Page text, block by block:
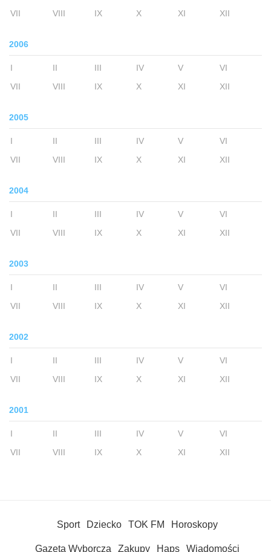
VII
VIII IX X XI XII
2006
I II III IV V
VI
VII
VIII IX X XI XII
2005
I II III IV V
VI
VII
VIII IX X XI XII
2004
I II III IV V
VI
VII
VIII IX X XI XII
2003
I II III IV V
VI
VII
VIII IX X XI XII
2002
I II III IV V
VI
VII
VIII IX X XI XII
2001
I II III IV V
VI
VII
VIII IX X XI XII
Sport Dziecko TOK FM Horoskopy
Gazeta Wyborcza Zakupy Haps Wiadomości